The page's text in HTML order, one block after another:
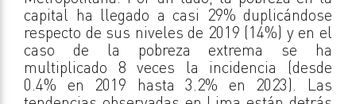
capital ha llegado a casi 29% duplicándose
respecto de sus niveles de 2019 (14%) y en el
caso de la pobreza extrema se ha
multiplicado 8 veces la incidencia (desde
0.4% en 2019 hasta 3.2% en 2023). Las